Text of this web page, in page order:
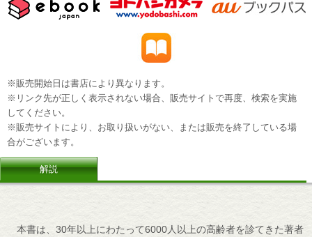
※販売開始日は書店により異なります。
※リンク先が正しく表示されない場合、販売サイトで再度、検索を実施
してください。
※販売サイトにより、お取り扱いがない、または販売を終了している場
合がございます。
解説
本書は、30年以上にわたって6000人以上の高齢者を診てきた著者